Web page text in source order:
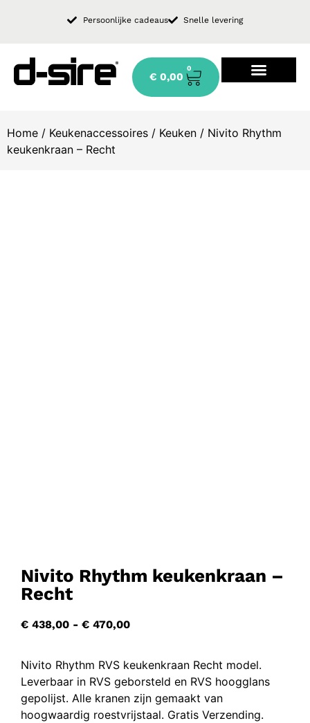
Persoonlijke cadeaus Snelle levering
€ 0,00
0
Home / Keukenaccessoires / Keuken / Nivito Rhythm
keukenkraan – Recht
Nivito Rhythm keukenkraan –
Recht
€ 438,00 - € 470,00
Nivito Rhythm RVS keukenkraan Recht model.
Leverbaar in RVS geborsteld en RVS hoogglans
gepolijst. Alle kranen zijn gemaakt van
hoogwaardig roestvrijstaal. Gratis Verzending.